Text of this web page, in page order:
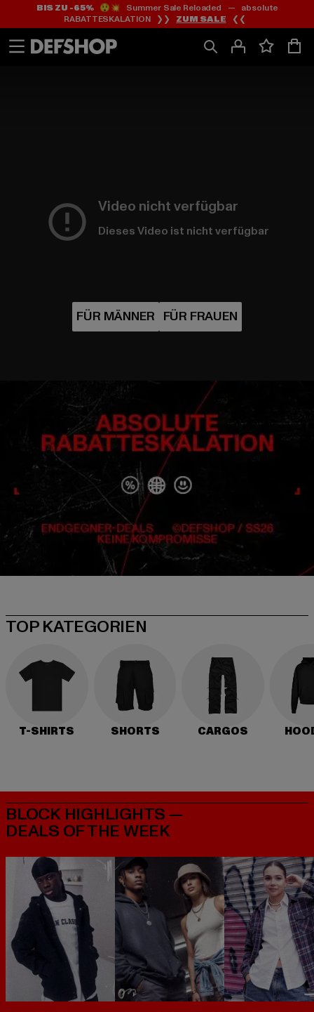
Zum
Inhalt
springen
Zum
Fußzeile
springen
BIS ZU -65%😲💥 Summer Sale Reloaded — absolute
RABATTESKALATION ❯❯ ZUM SALE ❮❮
Video nicht verfügbar
Dieses Video ist nicht verfügbar
TOP KATEGORIEN
T-SHIRTS SHORTS CARGOS
BLOCK HIGHLIGHTS —
DEALS OF THE WEEK